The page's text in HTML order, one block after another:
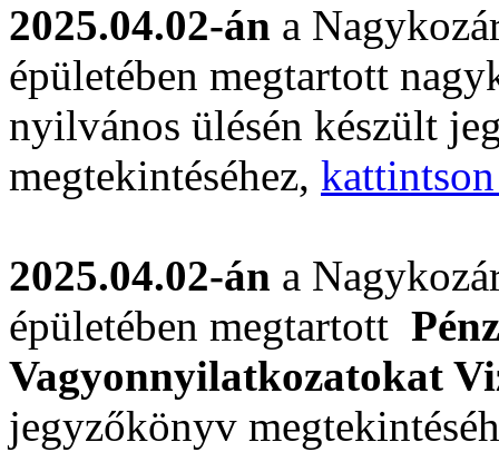
2025.04.02-án a
épületében megtartott
nyilvános ülésén készült
megtekintéséhez,
2025.04.02-án a
épületében megtartott
Vagyonnyilatkozatokat
jegyzőkönyv